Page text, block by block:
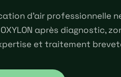
d'air professionnelle
après diagnostic,
et traitement